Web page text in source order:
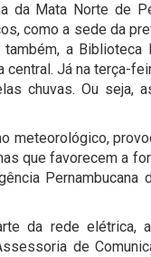
da Mata Norte de
como a sede da
a Biblioteca
Já na terça-
chuvas. Ou seja,
meteorológico,
que favorecem a
Pernambucana
da rede elétrica,
de